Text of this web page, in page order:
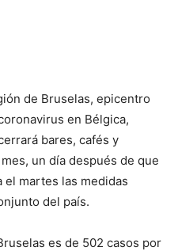
de Bruselas, epicentro
en Bélgica,
bares, cafés y
un día después de que
martes las medidas
del país.
es de 502 casos por